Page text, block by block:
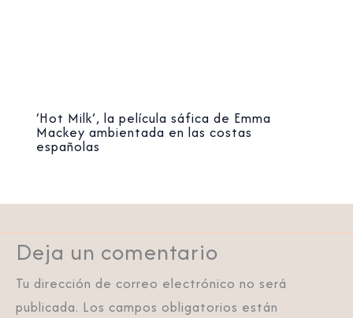
‘Hot Milk’, la película sáfica de Emma
Mackey ambientada en las costas
españolas
Deja un comentario
Tu dirección de correo electrónico no será
publicada. Los campos obligatorios están